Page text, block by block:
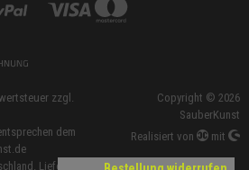
zzgl.
dem
Lieferzeiten für
Copyright © 2026
SauberKunst
Realisiert von
mit